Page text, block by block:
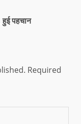
पहचान
Required